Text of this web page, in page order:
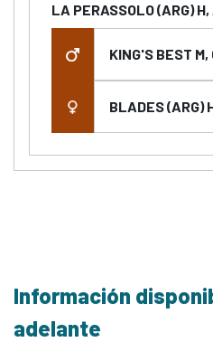
LA PERASSOLO (ARG)
KING'S BEST M,
BLADES (ARG)
Información
adelante